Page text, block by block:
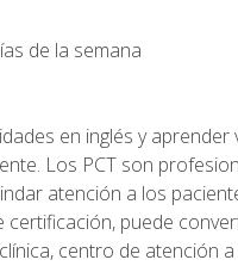
de la semana
en inglés y
Los PCT son
atención a los
puede
centro de atención